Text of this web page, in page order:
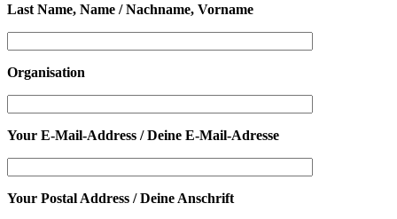
Last Name, Name / Nachname, Vorname
Organisation
Your E-Mail-Address / Deine E-Mail-Adresse
Your Postal Address / Deine Anschrift